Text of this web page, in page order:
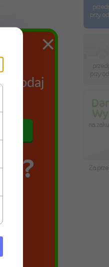
×
podaj